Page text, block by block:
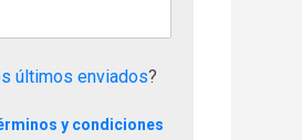
últimos enviados?
y condiciones